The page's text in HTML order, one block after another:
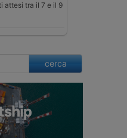
attesi tra il 7 e il 9
cerca